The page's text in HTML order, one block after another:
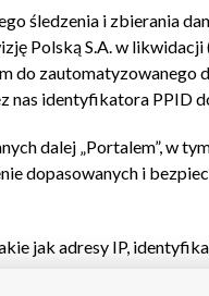
Pomoc Biuro reklamy
śledzenia i zbierania
Polską S.A. w likwidacji
do zautomatyzowanego
nas identyfikatora PPID
dalej „Portalem”, w
dopasowanych i
jak adresy IP,